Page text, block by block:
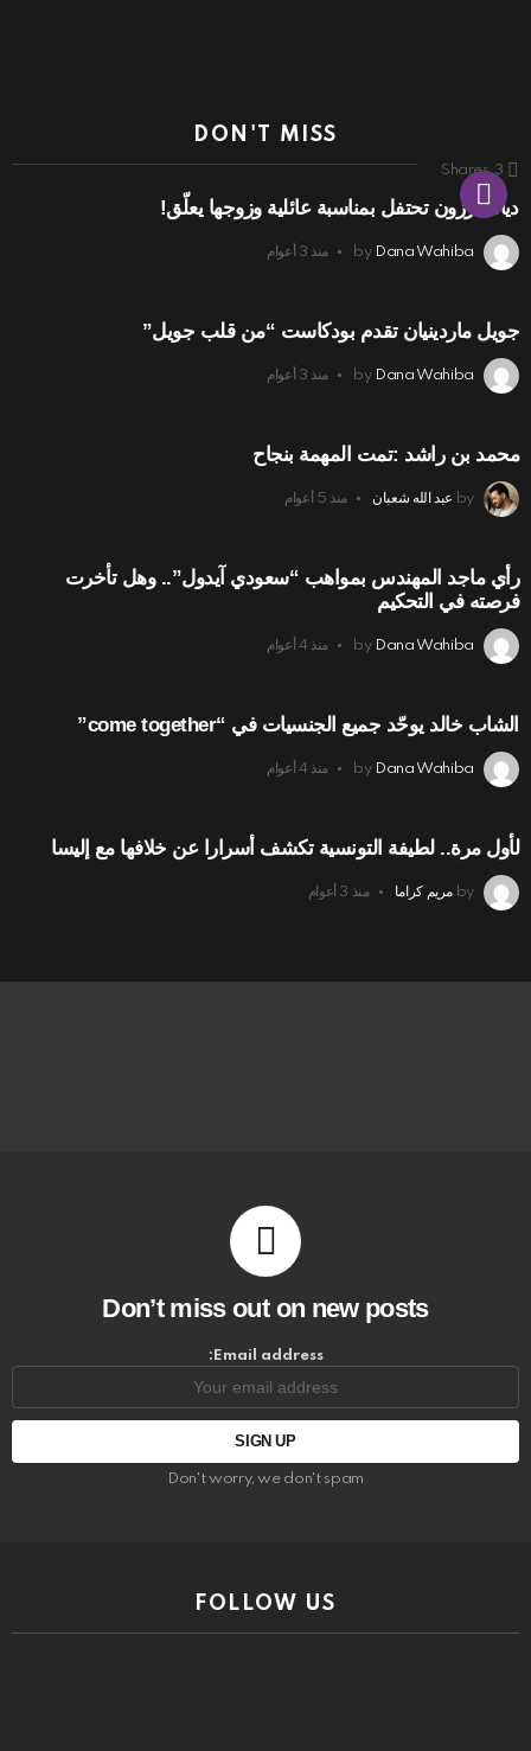
DON'T MISS
3
Shares
ديانا كرزون تحتفل بمناسبة عائلية وزوجها يعلّق!
by Dana Wahiba منذ 3 أعوام
جويل ماردينيان تقدم بودكاست “من قلب جويل”
by Dana Wahiba منذ 3 أعوام
محمد بن راشد :تمت المهمة بنجاح
by عبد الله شعبان منذ 5 أعوام
رأي ماجد المهندس بمواهب “سعودي آيدول”.. وهل تأخرت
فرصته في التحكيم
by Dana Wahiba منذ 4 أعوام
الشاب خالد يوحّد جميع الجنسيات في “come together”
by Dana Wahiba منذ 4 أعوام
لأول مرة.. لطيفة التونسية تكشف أسرارا عن خلافها مع إليسا
by مريم كراما منذ 3 أعوام
Don’t miss out on new posts
Email address:
Don't worry, we don't spam
FOLLOW US